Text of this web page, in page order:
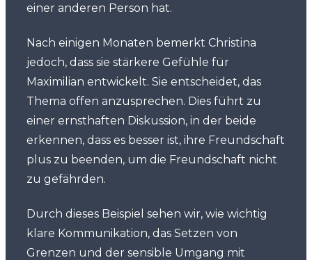
einer anderen Person hat.
Nach einigen Monaten bemerkt Christina
jedoch, dass sie stärkere Gefühle für
Maximilian entwickelt. Sie entscheidet, das
Thema offen anzusprechen. Dies führt zu
einer ernsthaften Diskussion, in der beide
erkennen, dass es besser ist, ihre Freundschaft
plus zu beenden, um die Freundschaft nicht
zu gefährden.
Durch dieses Beispiel sehen wir, wie wichtig
klare Kommunikation, das Setzen von
Grenzen und der sensible Umgang mit